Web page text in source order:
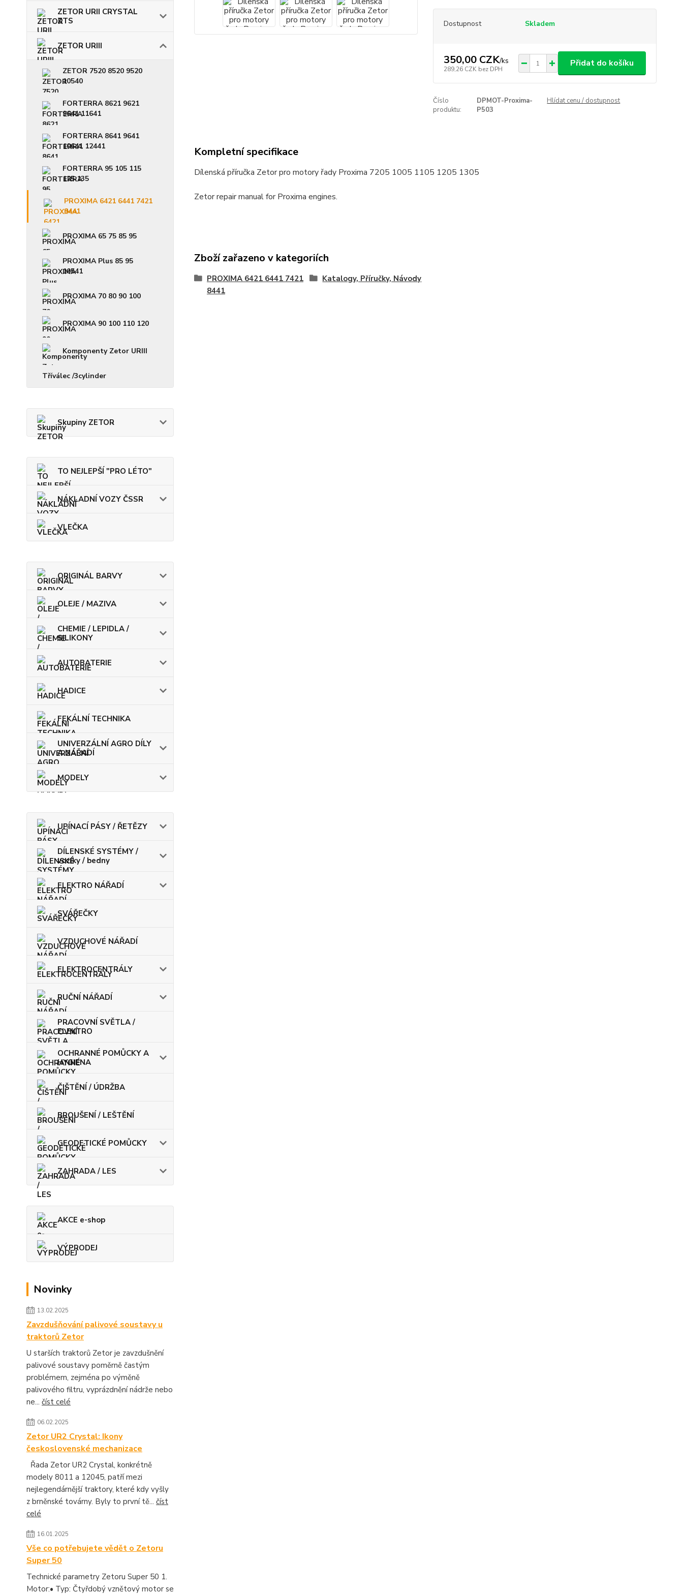
ZETOR URII CRYSTAL
ZTS
ZETOR URIII
ZETOR 7520 8520 9520
10540
FORTERRA 8621 9621
9641 11641
FORTERRA 8641 9641
10641 12441
FORTERRA 95 105 115
125 135
PROXIMA 6421 6441 7421
8441
PROXIMA 65 75 85 95
PROXIMA Plus 85 95
10541
PROXIMA 70 80 90 100
PROXIMA 90 100 110 120
Komponenty Zetor URIII
Tříválec /3cylinder
Skupiny ZETOR
TO NEJLEPŠÍ "PRO LÉTO"
NÁKLADNÍ VOZY ČSSR
VLEČKA
ORIGINÁL BARVY
OLEJE / MAZIVA
CHEMIE / LEPIDLA /
SILIKONY
AUTOBATERIE
HADICE
FEKÁLNÍ TECHNIKA
UNIVERZÁLNÍ AGRO DÍLY
A NÁŘADÍ
MODELY
UPÍNACÍ PÁSY / ŘETĚZY
DÍLENSKÉ SYSTÉMY /
vozíky / bedny
ELEKTRO NÁŘADÍ
SVÁŘEČKY
VZDUCHOVÉ NÁŘADÍ
ELEKTROCENTRÁLY
RUČNÍ NÁŘADÍ
PRACOVNÍ SVĚTLA /
ELEKTRO
OCHRANNÉ POMŮCKY A
HYGIENA
ČIŠTĚNÍ / ÚDRŽBA
BROUŠENÍ / LEŠTĚNÍ
GEODETICKÉ POMŮCKY
ZAHRADA / LES
AKCE e-shop
VÝPRODEJ
Novinky
13.02.2025
Zavzdušňování palivové soustavy u
traktorů Zetor
U starších traktorů Zetor je zavzdušnění
palivové soustavy poměrně častým
problémem, zejména po výměně
palivového filtru, vyprázdnění nádrže nebo
ne... číst celé
06.02.2025
Zetor UR2 Crystal: Ikony
československé mechanizace
Řada Zetor UR2 Crystal, konkrétně
modely 8011 a 12045, patří mezi
nejlegendárnější traktory, které kdy vyšly
z brněnské továrny. Byly to první tě... číst
celé
16.01.2025
Vše co potřebujete vědět o Zetoru
Super 50
Technické parametry Zetoru Super 50 1.
Motor:• Typ: Čtyřdobý vznětový motor se
Dostupnost Skladem
350,00 CZK/ks
289,26 CZK bez DPH
Přidat do košíku
Číslo
produktu:
DPMOT-Proxima-
P503
Hlídat cenu / dostupnost
Kompletní specifikace
Dílenská příručka Zetor pro motory řady Proxima 7205 1005 1105 1205 1305
Zetor repair manual for Proxima engines.
Zboží zařazeno v kategoriích
PROXIMA 6421 6441 7421
8441
Katalogy, Příručky, Návody